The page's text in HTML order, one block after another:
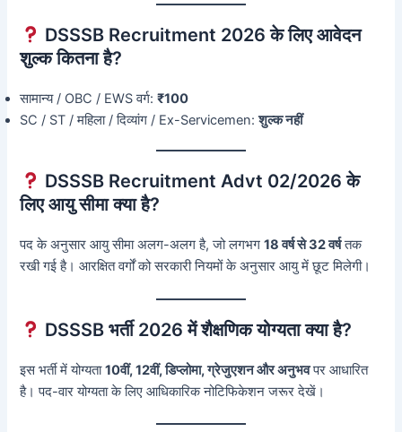
DSSSB Recruitment 2026 के लिए आवेदन
शुल्क कितना है?
सामान्य / OBC / EWS वर्ग:₹100
SC / ST / महिला / दिव्यांग / Ex-Servicemen:शुल्क नहीं
DSSSB Recruitment Advt 02/2026 के
लिए आयु सीमा क्या है?
पद के अनुसार आयु सीमा अलग-अलग है, जो लगभग18 वर्ष से 32 वर्षतक
रखी गई है। आरक्षित वर्गों को सरकारी नियमों के अनुसार आयु में छूट मिलेगी।
DSSSB भर्ती 2026 में शैक्षणिक योग्यता क्या है?
इस भर्ती में योग्यता10वीं, 12वीं, डिप्लोमा, ग्रेजुएशन और अनुभवपर आधारित
है। पद-वार योग्यता के लिए आधिकारिक नोटिफिकेशन जरूर देखें।